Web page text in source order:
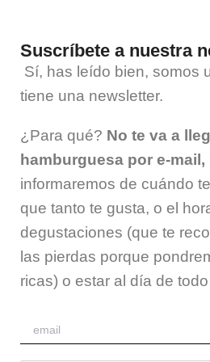
Suscríbete a nuestra
Sí, has leído bien, somos
tiene una newsletter.
¿Para qué? No te va a
hamburguesa por e-mail,
informaremos de cuándo
que tanto te gusta, o el
degustaciones (que te
las pierdas porque
ricas) o estar al día de